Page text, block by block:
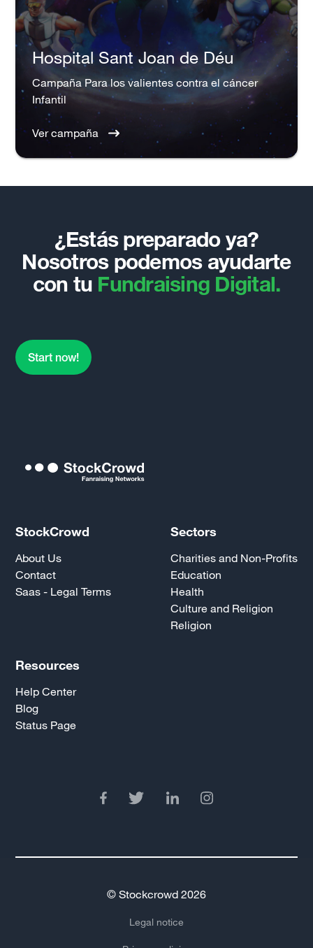
Hospital Sant Joan de Déu
Campaña Para los valientes contra el cáncer
Infantil
Ver campaña
¿Estás preparado ya?
Nosotros podemos ayudarte
con tu Fundraising Digital.
Start now!
StockCrowd
About Us
Contact
Saas - Legal Terms
Sectors
Charities and Non-Profits
Education
Health
Culture and Religion
Religion
Resources
Help Center
Blog
Status Page
© Stockcrowd 2026
Legal notice